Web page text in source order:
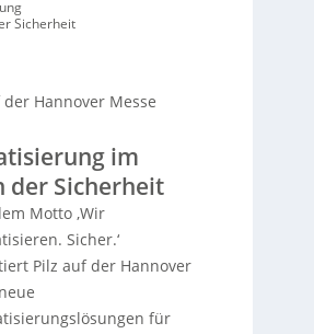
Sicherheit
der Hannover Messe
im
der Sicherheit
Motto ‚Wir
Sicher.‘
Pilz auf der Hannover
für